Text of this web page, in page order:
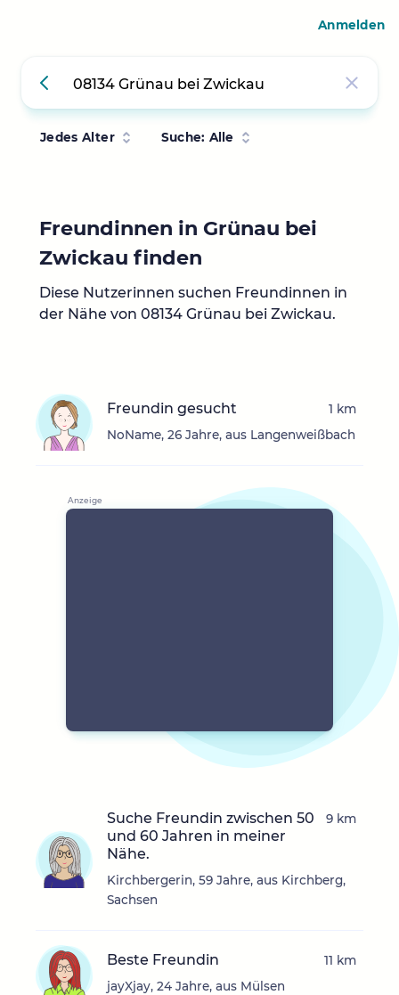
Jedes Alter Suche: Alle
Freundinnen in Grünau bei
Zwickau finden
Diese Nutzerinnen suchen Freundinnen in
der Nähe von 08134 Grünau bei Zwickau.
Freundin gesucht
NoName, 26 Jahre, aus Langenweißbach
1 km
Suche Freundin zwischen 50
und 60 Jahren in meiner
Nähe.
Kirchbergerin, 59 Jahre, aus Kirchberg,
Sachsen
9 km
Beste Freundin
jayXjay, 24 Jahre, aus Mülsen
11 km
Anmelden